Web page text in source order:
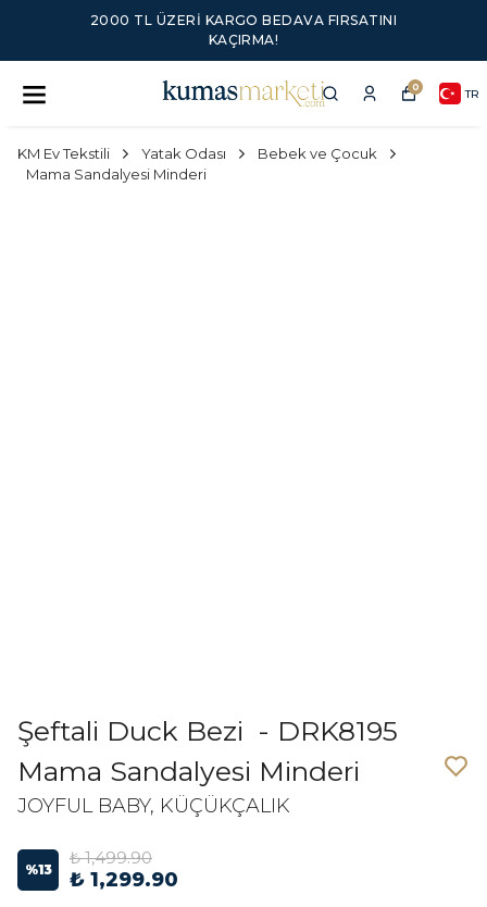
2000 TL ÜZERI KARGO BEDAVA FIRSATINI
KAÇIRMA!
0 TR
KM Ev Tekstili Yatak Odası
Bebek ve Çocuk
Mama Sandalyesi Minderi
Şeftali Duck Bezi - DRK8195
Mama Sandalyesi Minderi
JOYFUL BABY, KÜÇÜKÇALIK
%13
₺ 1,499.90
₺ 1,299.90